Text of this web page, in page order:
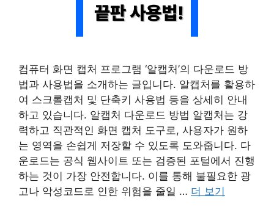
컴퓨터 화면 캡처 프로그램 ‘알캡처’의 다운로드 방
법과 사용법을 소개하는 글입니다. 알캡처를 활용하
여 스크롤캡처 및 단축키 사용법 등을 상세히 안내
하고 있습니다. 알캡처 다운로드 방법 알캡처는 강
력하고 직관적인 화면 캡처 도구로, 사용자가 원하
는 영역을 손쉽게 저장할 수 있도록 도와줍니다. 다
운로드는 공식 웹사이트 또는 검증된 포털에서 진행
하는 것이 가장 안전합니다. 이를 통해 불필요한 광
고나 악성코드로 인한 위험을 줄일 … 더 보기